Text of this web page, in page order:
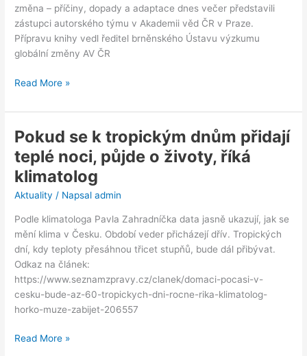
změna – příčiny, dopady a adaptace dnes večer představili
zástupci autorského týmu v Akademii věd ČR v Praze.
Přípravu knihy vedl ředitel brněnského Ústavu výzkumu
globální změny AV ČR
Read More »
Pokud se k tropickým dnům přidají
teplé noci, půjde o životy, říká
klimatolog
Aktuality / Napsaladmin
Podle klimatologa Pavla Zahradníčka data jasně ukazují, jak se
mění klima v Česku. Období veder přicházejí dřív. Tropických
dní, kdy teploty přesáhnou třicet stupňů, bude dál přibývat.
Odkaz na článek:
https://www.seznamzpravy.cz/clanek/domaci-pocasi-v-
cesku-bude-az-60-tropickych-dni-rocne-rika-klimatolog-
horko-muze-zabijet-206557
Pokud
k
tropickým
dnům
teplé
noci,
půjde
o
životy,
říká
klimatolog
Read More »